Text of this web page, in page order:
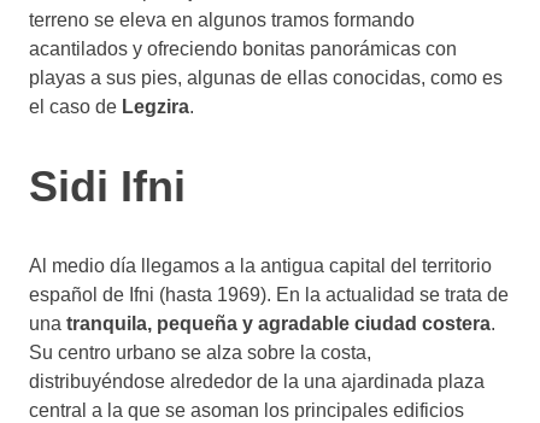
terreno se eleva en algunos tramos formando
acantilados y ofreciendo bonitas panorámicas con
playas a sus pies, algunas de ellas conocidas, como es
el caso de Legzira.
Sidi Ifni
Al medio día llegamos a la antigua capital del territorio
español de Ifni (hasta 1969). En la actualidad se trata de
una tranquila, pequeña y agradable ciudad costera.
Su centro urbano se alza sobre la costa,
distribuyéndose alrededor de la una ajardinada plaza
central a la que se asoman los principales edificios